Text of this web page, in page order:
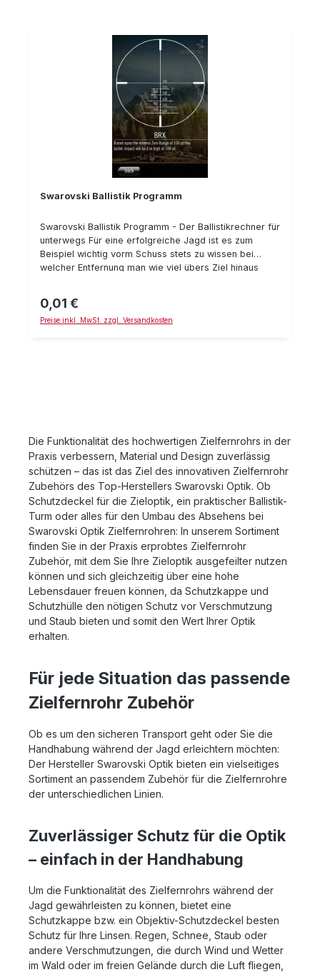
Fett und Schlieren befreien. Verbleibende Wasser-
oder Reinigungstropfen tupfen Sie am besten mit
einem weichen Microfasertuch ab. Wenn Sie auf der
Jagd, bei Naturbeobachtungen oder Reisen
unterwegs sind, ist das Swarovski CSO
Linsenreinigungsset die ideale Alternative zur
herkömmlichen Reinigungsmethode Ihrer Gläser.
Swarovski Ballistik Programm
Swarovski Ballistik Programm - Der Ballistikrechner für
unterwegs Für eine erfolgreiche Jagd ist es zum
Beispiel wichtig vorm Schuss stets zu wissen bei
welcher Entfernung man wie viel übers Ziel hinaus
bestimmte Ballistikdaten merken. Die gut durchdachte
App von Swarovski ermöglicht einem sich ballistische
ballistics/id518001619?mt=8Für
Android: https://play.google.com/store/apps/details?
id=air.SWOBCsPhone&feature=search_result#?
t=W251bGwsMSwxLDEsImFpci5TV09CQ3NQaG9uZSJ
d Für den
PC: https://ballisticprograms.swarovskioptik.com/Ballis
tic-Program
Regulärer Preis:
0,01 €
Preise inkl. MwSt. zzgl. Versandkosten
Die Funktionalität des hochwertigen Zielfernrohrs in der
Praxis verbessern, Material und Design zuverlässig
schützen – das ist das Ziel des innovativen Zielfernrohr
Zubehörs des Top-Herstellers Swarovski Optik. Ob
Schutzdeckel für die Zieloptik, ein praktischer Ballistik-
Turm oder alles für den Umbau des Absehens bei
Swarovski Optik Zielfernrohren: In unserem Sortiment
finden Sie in der Praxis erprobtes Zielfernrohr
Zubehör, mit dem Sie Ihre Zieloptik ausgefeilter nutzen
können und sich gleichzeitig über eine hohe
Lebensdauer freuen können, da Schutzkappe und
Schutzhülle den nötigen Schutz vor Verschmutzung
und Staub bieten und somit den Wert Ihrer Optik
erhalten.
Für jede Situation das passende
Zielfernrohr Zubehör
Ob es um den sicheren Transport geht oder Sie die
Handhabung während der Jagd erleichtern möchten:
Der Hersteller Swarovski Optik bieten ein vielseitiges
Sortiment an passendem Zubehör für die Zielfernrohre
der unterschiedlichen Linien.
Zuverlässiger Schutz für die Optik
– einfach in der Handhabung
Um die Funktionalität des Zielfernrohrs während der
Jagd gewährleisten zu können, bietet eine
Schutzkappe bzw. ein Objektiv-Schutzdeckel besten
Schutz für Ihre Linsen. Regen, Schnee, Staub oder
andere Verschmutzungen, die durch Wind und Wetter
im Wald oder im freien Gelände durch die Luft fliegen,